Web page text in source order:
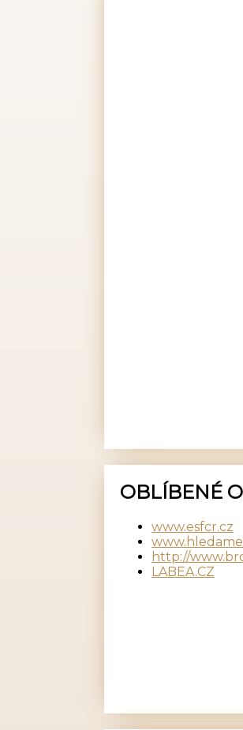
OBLÍBENÉ
www.esfcr.cz
http://
LABEA.CZ